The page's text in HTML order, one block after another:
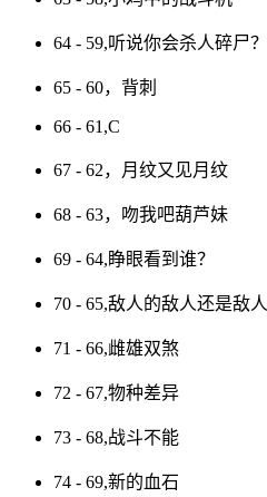
64 - 59,听说你会杀人碎尸？
65 - 60，背刺
66 - 61,C
67 - 62，月纹又见月纹
68 - 63，吻我吧葫芦妹
69 - 64,睁眼看到谁？
70 - 65,敌人的敌人还是敌人
71 - 66,雌雄双煞
72 - 67,物种差异
73 - 68,战斗不能
74 - 69,新的血石